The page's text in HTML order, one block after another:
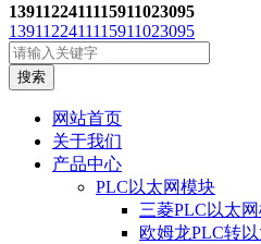
1391122411115911023095
1391122411115911023095
搜索
网站首页
关于我们
产品中心
PLC以太网模块
三菱PLC以太
欧姆龙PLC转